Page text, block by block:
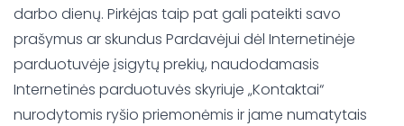
darbo dienų. Pirkėjas taip pat gali pateikti savo
prašymus ar skundus Pardavėjui dėl Internetinėje
parduotuvėje įsigytų prekių, naudodamasis
Internetinės parduotuvės skyriuje „Kontaktai“
nurodytomis ryšio priemonėmis ir jame numatytais